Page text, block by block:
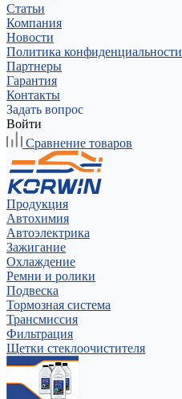
Статьи
Компания
Новости
Политика конфиденциальности
Партнеры
Гарантия
Контакты
Задать вопрос
Войти
Сравнение товаров
Продукция
Автохимия
Автоэлектрика
Зажигание
Охлаждение
Ремни и ролики
Подвеска
Тормозная система
Трансмиссия
Фильтрация
Щетки стеклоочистителя